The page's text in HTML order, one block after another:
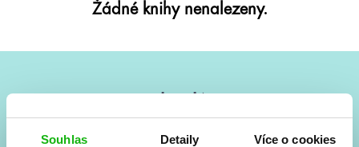
Souhlas Detaily Více o cookies
Žádné knihy nenalezeny.
Vše kolem #youngadult každý měsíc rovnou do mailu!